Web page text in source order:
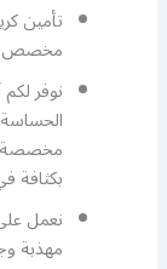
تأمين
مخصص
نوفر
مخصصة
بكثافة
نعمل
مهذبة